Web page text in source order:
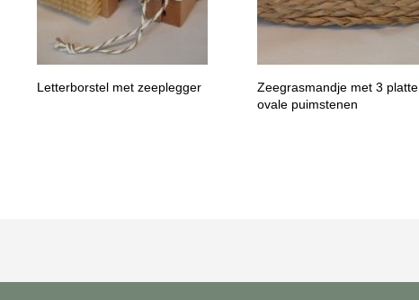
Letterborstel met zeeplegger
Zeegrasmandje met 3 platte
ovale puimstenen